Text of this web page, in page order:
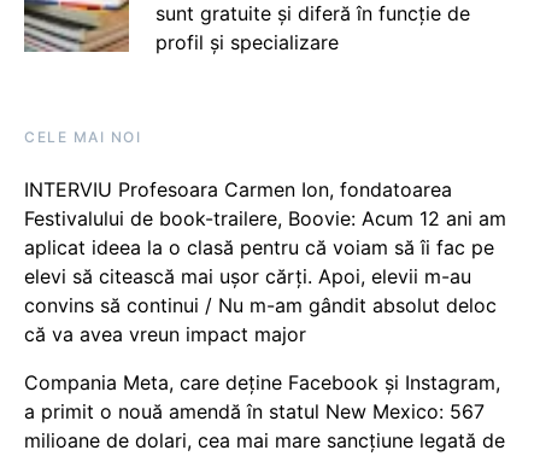
sunt gratuite și diferă în funcție de
profil și specializare
CELE MAI NOI
INTERVIU Profesoara Carmen Ion, fondatoarea
Festivalului de book-trailere, Boovie: Acum 12 ani am
aplicat ideea la o clasă pentru că voiam să îi fac pe
elevi să citească mai ușor cărți. Apoi, elevii m-au
convins să continui / Nu m-am gândit absolut deloc
că va avea vreun impact major
Compania Meta, care deține Facebook și Instagram,
a primit o nouă amendă în statul New Mexico: 567
milioane de dolari, cea mai mare sancțiune legată de